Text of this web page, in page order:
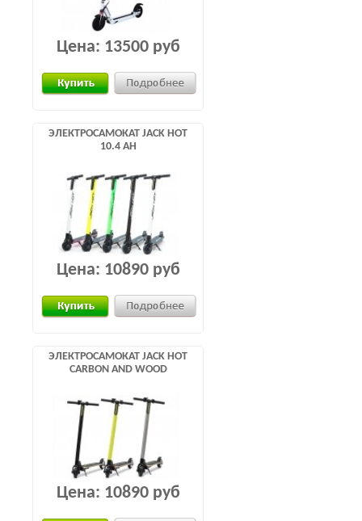
Цена: 13500 руб
ЭЛЕКТРОСАМОКАТ JACK HOT
10.4 AH
Цена: 10890 руб
ЭЛЕКТРОСАМОКАТ JACK HOT
CARBON AND WOOD
Цена: 10890 руб